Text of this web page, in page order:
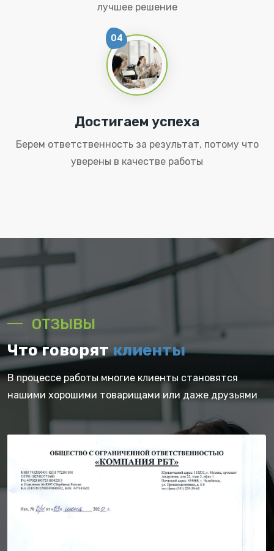
лучшее решение
04
Достигаем успеха
Берем ответственность за результат, потому что
уверены в качестве работы
ОТЗЫВЫ
Что говорятклиенты
В процессе работы многие клиенты становятся
нашими хорошими товарищами или даже друзьями